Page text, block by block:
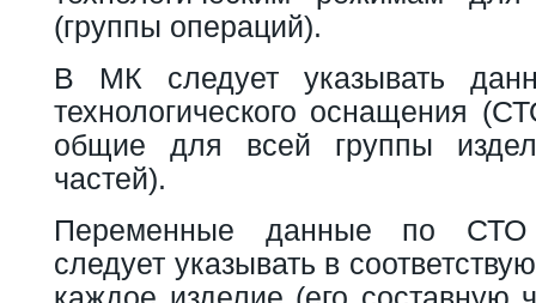
(группы операций).
В МК следует указывать
технологического оснащения
общие для всей группы
частей).
Переменные данные по СТО
следует указывать в